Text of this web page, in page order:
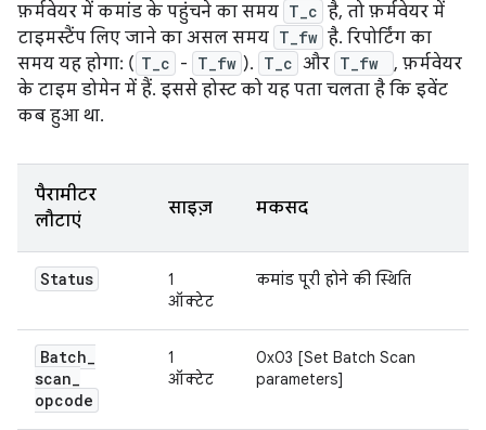
फ़र्मवेयर में कमांड के पहुंचने का समय T_c है, तो फ़र्मवेयर में
टाइमस्टैंप लिए जाने का असल समय T_fw है. रिपोर्टिंग का
समय यह होगा: ( T_c - T_fw ). T_c और T_fw
, फ़र्मवेयर
के टाइम डोमेन में हैं. इससे होस्ट को यह पता चलता है कि इवेंट
कब हुआ था.
पैरामीटर
लौटाएं
साइज़ मकसद
Status
1
ऑक्टेट
कमांड पूरी होने की स्थिति
Batch_
scan_
opcode
1
ऑक्टेट
0x03 [Set Batch Scan
parameters]